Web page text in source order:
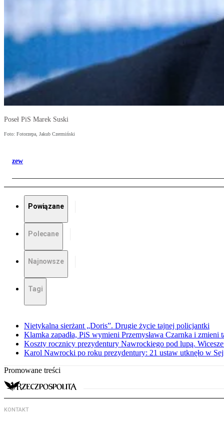
Poseł PiS Marek Suski
Foto: Fotorzepa, Jakub Czermiński
zew
Powiązane
Polecane
Najnowsze
Tagi
Nietykalna sierżant „Doris”. Drugie życie tajnej policjantki
Klamka zapadła, PiS wymieni Przemysława Czarnka i
Koszty rocznicy prezydentury Nawrockiego pod lupą.
Karol Nawrocki po roku prezydentury: 21 ustaw utknęło w
Promowane treści
KONTAKT